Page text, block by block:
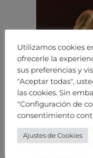
Utilizamos cookies
ofrecerle la
sus preferencias y
"Aceptar todas",
las cookies. Sin
"Configuración de
consentimiento
Ajustes de Cookies